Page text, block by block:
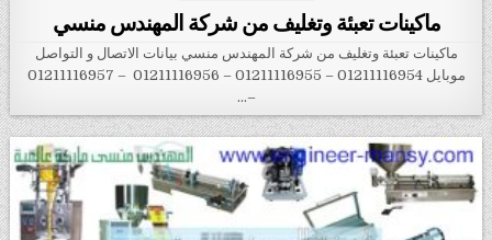
ماكينات تعبئة وتغليف من شركة المهندس منسي
ماكينات تعبئة وتغليف من شركة المهندس منسي بيانات الاتصال و التواصل
موبايل 01211116954 – 01211116955 – 01211116956 – 01211116957
–…